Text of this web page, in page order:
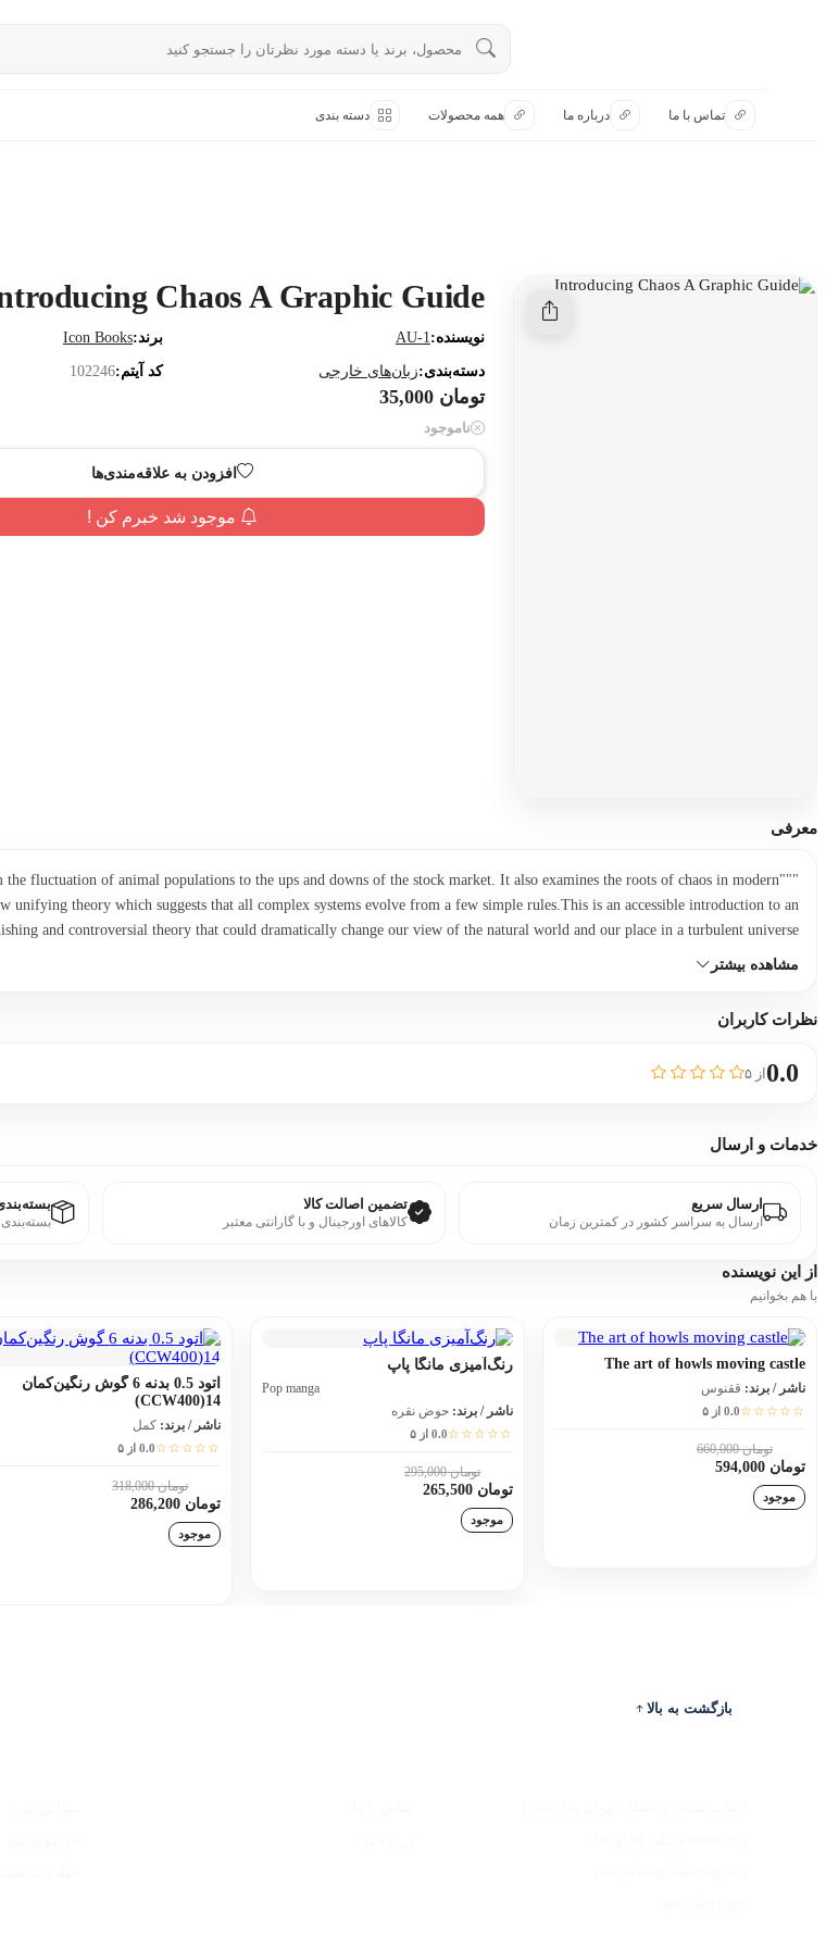
تماس با ما درباره ما همه محصولات دسته بندی
Chaos A Graphic Guide
نویسنده:AU-1 برند:Icon Books
دسته‌بندی:زبان‌های خارجی کد آیتم:102246
تومان 35,000
ناموجود
افزودن به علاقه‌مندی‌ها
موجود شد خبرم کن !
معرفی
fluctuation of animal populations to the ups and downs of the stock market. It also examines the roots of chaos in modern
unifying theory which suggests that all complex systems evolve from a few simple rules.This is an accessible introduction to an
and controversial theory that could dramatically change our view of the natural world and our place in a turbulent universe."
مشاهده بیشتر
نظرات کاربران
0.0از ۵
خدمات و ارسال
ارسال سریع
ارسال به سراسر کشور در کمترین زمان
تضمین اصالت کالا
کالاهای اورجینال و با گارانتی معتبر
از این نویسنده
با هم بخوانیم
The art of howls moving castle
ناشر / برند: ققنوس
☆☆☆☆☆0.0 از ۵
تومان 660,000
تومان 594,000
موجود
رنگ‌آمیزی مانگا پاپ
Pop manga
ناشر / برند: حوض نقره
☆☆☆☆☆0.0 از ۵
تومان 295,000
تومان 265,500
موجود
اتود 0.5 بدنه 6 گوش رنگین‌کمان
14(CCW400)
ناشر / برند: کمل
☆☆☆☆☆0.0 از ۵
تومان 318,000
تومان 286,200
موجود
بازگشت به بالا